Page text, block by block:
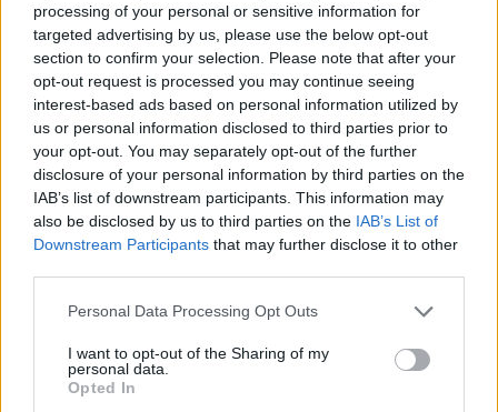
processing of your personal or sensitive information for
targeted advertising by us, please use the below opt-out
section to confirm your selection. Please note that after your
opt-out request is processed you may continue seeing
interest-based ads based on personal information utilized by
us or personal information disclosed to third parties prior to
your opt-out. You may separately opt-out of the further
disclosure of your personal information by third parties on the
IAB’s list of downstream participants. This information may
also be disclosed by us to third parties on the IAB’s List of
Downstream Participants that may further disclose it to other
Please note that this website/app uses one or more Google
not limited to your visit or usage behaviour. You may click to
grant or deny consent to Google and its third-party tags to
use your data for below specified purposes in below Google
Personal Data Processing Opt Outs
I want to opt-out of the Sharing of my
personal data.
Opted In
Θα υπάρξει «σθεναρή» αντίδραση
Νωρίτερα, το υπουργείο Άμυνας της Ταϊβάν
ανακοίνωνε ότι τα γυμνάσια της Κίνας απειλούν
λιμένες και αστικές ζώνες κλειδιά στη νήσο,
υποσχόμενο ότι οι άμυνες θα «ενισχυθούν» και
ότι θα υπάρξει «σθεναρή» αντίδραση.
Τα γυμνάσια είναι «απόπειρα να απειληθούν
μείζονα λιμάνια και αστικά κέντρα μας και να
σταθερότητα στην περιφέρεια», υποστήριξε το
υπουργείο.